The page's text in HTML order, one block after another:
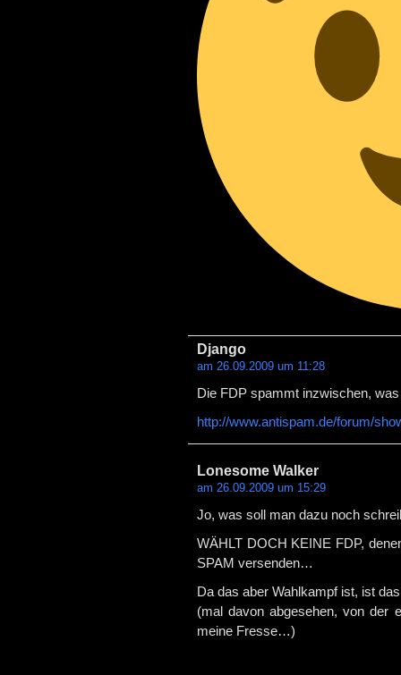
Django
am 26.09.2009 um 11:28
Die FDP spammt inzwischen,
http://www.antispam.de/forum/
Lonesome Walker
am 26.09.2009 um 15:29
Jo, was soll man dazu noch
WÄHLT DOCH KEINE FDP,
SPAM versenden…
Da das aber Wahlkampf ist, ist
(mal davon abgesehen, von der
meine Fresse…)